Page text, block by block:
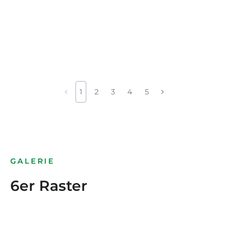
1 2 3 4 5
GALERIE
6er Raster